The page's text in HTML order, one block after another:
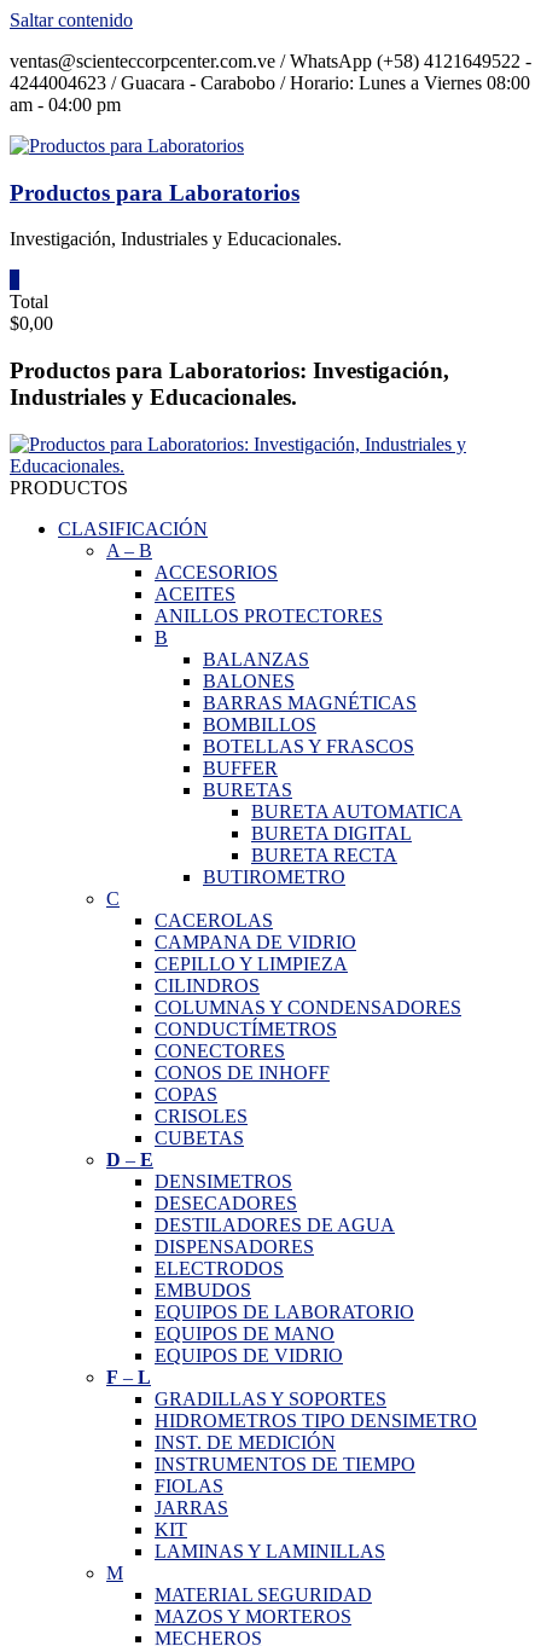
Saltar contenido
ventas@scienteccorpcenter.com.ve / WhatsApp (+58) 4121649522 -
4244004623 / Guacara - Carabobo / Horario: Lunes a Viernes 08:00
am - 04:00 pm
Productos para Laboratorios
Investigación, Industriales y Educacionales.
Total
$0,00
Productos para Laboratorios: Investigación,
Industriales y Educacionales.
PRODUCTOS
CLASIFICACIÓN
A – B
ACCESORIOS
ACEITES
ANILLOS PROTECTORES
B
BALANZAS
BALONES
BARRAS MAGNÉTICAS
BOMBILLOS
BOTELLAS Y FRASCOS
BUFFER
BURETAS
BURETA AUTOMATICA
BURETA DIGITAL
BURETA RECTA
BUTIROMETRO
C
CACEROLAS
CAMPANA DE VIDRIO
CEPILLO Y LIMPIEZA
CILINDROS
COLUMNAS Y CONDENSADORES
CONDUCTÍMETROS
CONECTORES
CONOS DE INHOFF
COPAS
CRISOLES
CUBETAS
D – E
DENSIMETROS
DESECADORES
DESTILADORES DE AGUA
DISPENSADORES
ELECTRODOS
EMBUDOS
EQUIPOS DE LABORATORIO
EQUIPOS DE MANO
EQUIPOS DE VIDRIO
F – L
GRADILLAS Y SOPORTES
HIDROMETROS TIPO DENSIMETRO
INST. DE MEDICIÓN
INSTRUMENTOS DE TIEMPO
FIOLAS
JARRAS
KIT
LAMINAS Y LAMINILLAS
M
MATERIAL SEGURIDAD
MAZOS Y MORTEROS
MECHEROS